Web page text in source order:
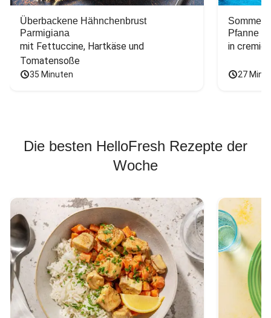
Überbackene Hähnchenbrust
Parmigiana
mit Fettuccine, Hartkäse und
Tomatensoße
35 Minuten
Pfanne
in
27
Die besten HelloFresh Rezepte der
Woche